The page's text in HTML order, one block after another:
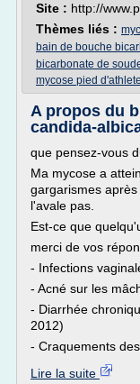
Site : http://
Thèmes liés :
bain de bouche
bicarbonate de
mycose pied
A propos du
candida-
que pensez-vous
Ma mycose a
gargarismes
l'avale pas.
Est-ce que
merci de vos
- Infections
- Acné sur les
- Diarrhée
2012)
- Craquements
Lire la suite